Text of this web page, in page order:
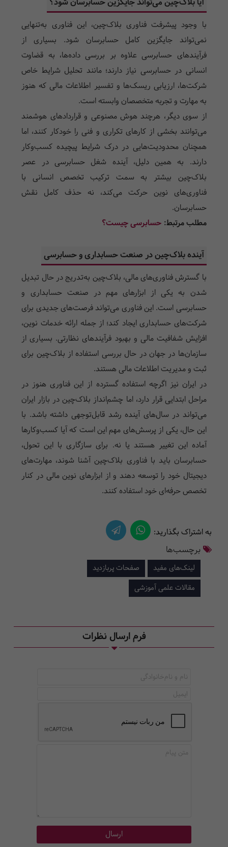
با وجود پیشرفت فناوری بلاک‌چین، این فناوری به‌تنهایی
نمی‌تواند جایگزین کامل حسابرسان شود. بسیاری از
فرآیندهای حسابرسی علاوه بر بررسی داده‌ها، به قضاوت
انسانی در حسابرسی نیاز دارند؛ مانند تحلیل شرایط خاص
شرکت‌ها، ارزیابی ریسک‌ها و تفسیر اطلاعات مالی که هنوز
به مهارت و تجربه متخصصان وابسته است.
از سوی دیگر، هرچند هوش مصنوعی و قراردادهای هوشمند
می‌توانند بخشی از کارهای تکراری و فنی را خودکار کنند، اما
همچنان محدودیت‌هایی در درک شرایط پیچیده کسب‌وکار
دارند. به همین دلیل، آینده شغل حسابرسی در عصر
بلاک‌چین بیشتر به سمت ترکیب تخصص انسانی با
فناوری‌های نوین حرکت می‌کند، نه حذف کامل نقش
حسابرسان.
مطلب مرتبط: حسابرسی چیست؟
آینده بلاک‌چین در صنعت حسابداری و حسابرسی
با گسترش فناوری‌های مالی، بلاک‌چین به‌تدریج در حال تبدیل
شدن به یکی از ابزارهای مهم در صنعت حسابداری و
حسابرسی است. این فناوری می‌تواند فرصت‌های جدیدی برای
شرکت‌های حسابداری ایجاد کند؛ از جمله ارائه خدمات نوین،
افزایش شفافیت مالی و بهبود فرآیندهای نظارتی. بسیاری از
سازمان‌ها در جهان در حال بررسی استفاده از بلاک‌چین برای
ثبت و مدیریت اطلاعات مالی هستند.
در ایران نیز اگرچه استفاده گسترده از این فناوری هنوز در
مراحل ابتدایی قرار دارد، اما چشم‌انداز بلاک‌چین در بازار ایران
می‌تواند در سال‌های آینده رشد قابل‌توجهی داشته باشد. با
این حال، یکی از پرسش‌های مهم این است که آیا کسب‌وکارها
آماده این تغییر هستند یا نه. برای سازگاری با این تحول،
حسابرسان باید با فناوری بلاک‌چین آشنا شوند، مهارت‌های
دیجیتال خود را توسعه دهند و از ابزارهای نوین مالی در کنار
تخصص حرفه‌ای خود استفاده کنند.
به اشتراک بگذارید:
برچسب‌ها
لینک‌های مفید
صفحات پربازدید
مقالات علمی آموزشی
فرم ارسال نظرات